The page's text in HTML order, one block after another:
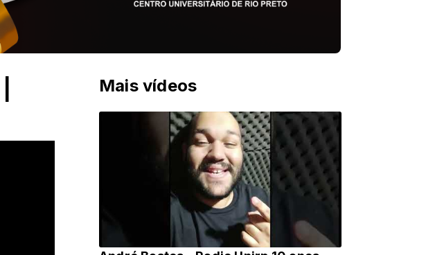
Mais vídeos